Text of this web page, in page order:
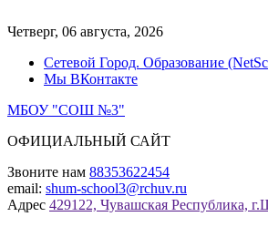
к
Четверг, 06 августа, 2026
Сетевой Город. Образование
Мы ВКонтакте
МБОУ "СОШ №3"
ОФИЦИАЛЬНЫЙ САЙТ
Звоните нам 88353622454
email: shum-school3@rchuv.ru
Адрес 429122, Чувашская Республика,